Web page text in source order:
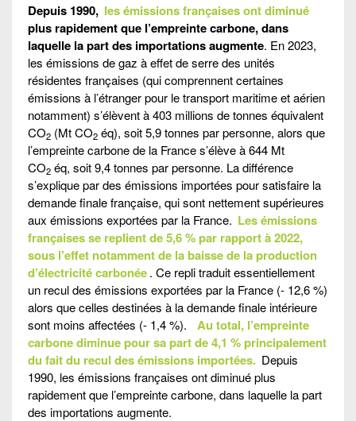
Depuis 1990, les émissions françaises ont diminué
plus rapidement que l’empreinte carbone, dans
laquelle la part des importations augmente. En 2023,
les émissions de gaz à effet de serre des unités
résidentes françaises (qui comprennent certaines
émissions à l’étranger pour le transport maritime et aérien
notamment) s’élèvent à 403 millions de tonnes équivalent
CO2 (Mt CO2 éq), soit 5,9 tonnes par personne, alors que
l’empreinte carbone de la France s’élève à 644 Mt
CO2 éq, soit 9,4 tonnes par personne. La différence
s’explique par des émissions importées pour satisfaire la
demande finale française, qui sont nettement supérieures
aux émissions exportées par la France. Les émissions
françaises se replient de 5,6 % par rapport à 2022,
sous l’effet notamment de la baisse de la production
d’électricité carbonée. Ce repli traduit essentiellement
un recul des émissions exportées par la France (- 12,6 %)
alors que celles destinées à la demande finale intérieure
sont moins affectées (- 1,4 %).
Au total, l’empreinte
carbone diminue pour sa part de 4,1 % principalement
du fait du recul des émissions importées. Depuis
1990, les émissions françaises ont diminué plus
rapidement que l’empreinte carbone, dans laquelle la part
des importations augmente.